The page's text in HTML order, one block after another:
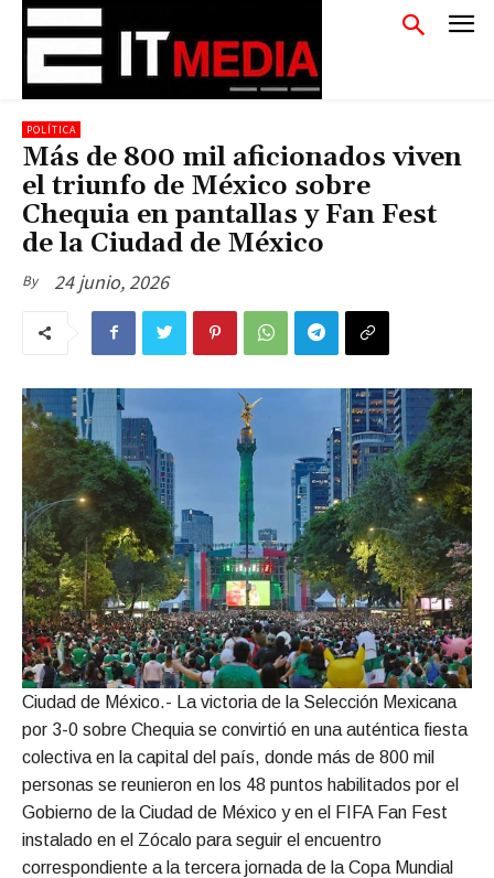
POLÍTICA
Más de 800 mil aficionados viven
el triunfo de México sobre
Chequia en pantallas y Fan Fest
de la Ciudad de México
By 24 junio, 2026
Ciudad de México.- La victoria de la Selección Mexicana
por 3-0 sobre Chequia se convirtió en una auténtica fiesta
colectiva en la capital del país, donde más de 800 mil
personas se reunieron en los 48 puntos habilitados por el
Gobierno de la Ciudad de México y en el FIFA Fan Fest
instalado en el Zócalo para seguir el encuentro
correspondiente a la tercera jornada de la Copa Mundial